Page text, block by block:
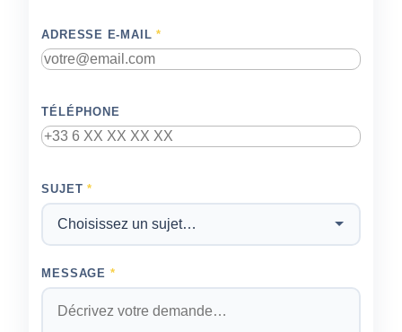
ADRESSE E-MAIL*
TÉLÉPHONE
SUJET*
MESSAGE *